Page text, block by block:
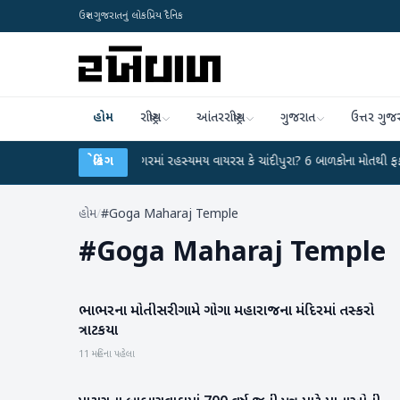
ઉત્તર ગુજરાતનું લોકપ્રિય દૈનિક
હોમ રાષ્ટ્રીય આંતરરાષ્ટ્રીય ગુજરાત ઉત્તર
બ્રેકિંગ
હિંમતનગરમાં રહસ્યમય વાયરસ કે ચાંદીપુરા? 6 બાળકોના મોતથી ફફડાટ ●
હોમ/#Goga Maharaj Temple
#Goga Maharaj Temple
બનાસકાંઠા
ભાભરના મોતીસરી ગામે ગોગા મહારાજના મંદિરમાં તસ્કરો
ત્રાટકયા
11 મહિના પહેલા